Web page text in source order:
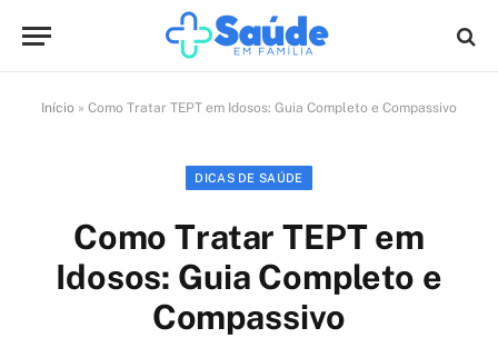
Início » Como Tratar TEPT em Idosos: Guia Completo e Compassivo
DICAS DE SAÚDE
Como Tratar TEPT em
Idosos: Guia Completo e
Compassivo